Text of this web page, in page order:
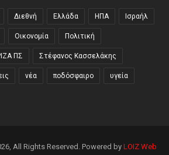
Διεθνή Ελλάδα ΗΠΑ Ισραήλ
Οικονομία Πολιτική
ΠΣ Στέφανος Κασσελάκης
νέα ποδόσφαιρο υγεία
All Rights Reserved. Powered by LOIZ Web